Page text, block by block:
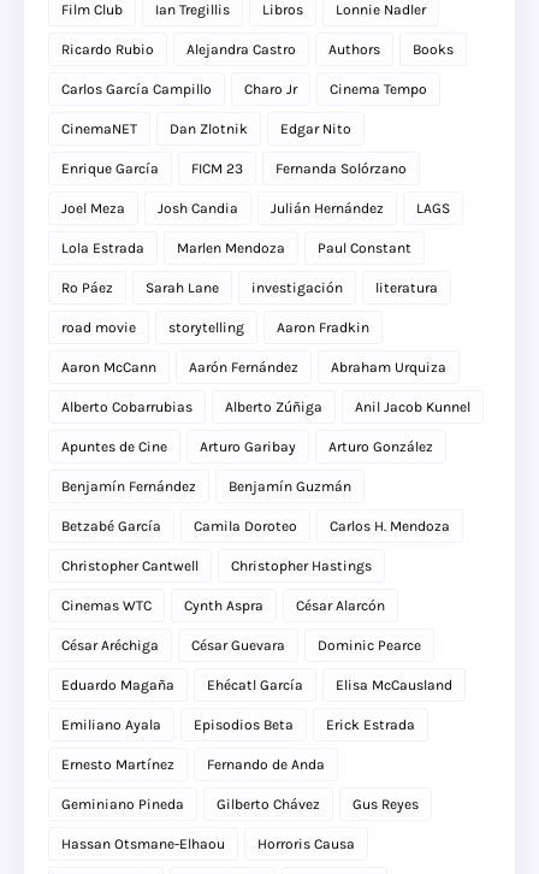
Film Club Ian Tregillis Libros Lonnie Nadler
Ricardo Rubio Alejandra Castro Authors Books
Carlos García Campillo Charo Jr Cinema Tempo
CinemaNET Dan Zlotnik Edgar Nito
Enrique García FICM 23 Fernanda Solórzano
Joel Meza Josh Candia Julián Hernández LAGS
Lola Estrada Marlen Mendoza Paul Constant
Ro Páez Sarah Lane investigación literatura
road movie storytelling Aaron Fradkin
Aaron McCann Aarón Fernández Abraham Urquiza
Alberto Cobarrubias Alberto Zúñiga Anil Jacob Kunnel
Apuntes de Cine Arturo Garibay Arturo González
Benjamín Fernández Benjamín Guzmán
Betzabé García Camila Doroteo Carlos H. Mendoza
Christopher Cantwell Christopher Hastings
Cinemas WTC Cynth Aspra César Alarcón
César Aréchiga César Guevara Dominic Pearce
Eduardo Magaña Ehécatl García Elisa McCausland
Emiliano Ayala Episodios Beta Erick Estrada
Ernesto Martínez Fernando de Anda
Geminiano Pineda Gilberto Chávez Gus Reyes
Hassan Otsmane-Elhaou Horroris Causa